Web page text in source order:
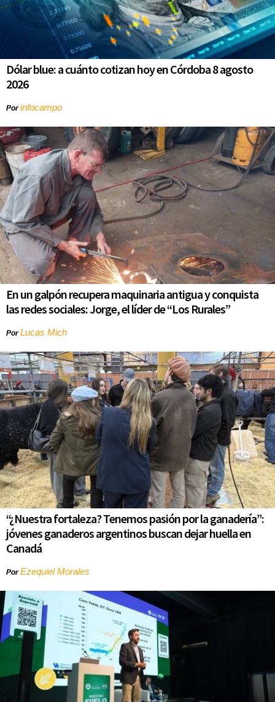
Dólar blue: a cuánto cotizan hoy en Córdoba 8 agosto
2026
Porinfocampo
En un galpón recupera maquinaria antigua y conquista
las redes sociales: Jorge, el líder de “Los Rurales”
PorLucas Mich
“¿Nuestra fortaleza? Tenemos pasión por la ganadería”:
jóvenes ganaderos argentinos buscan dejar huella en
Canadá
PorEzequiel Morales